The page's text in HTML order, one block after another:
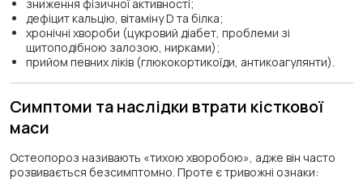
зниження фізичної активності;
дефіцит кальцію, вітаміну D та білка;
хронічні хвороби (цукровий діабет, проблеми зі
щитоподібною залозою, нирками);
прийом певних ліків (глюкокортикоїди, антикоагулянти).
Симптоми та наслідки втрати кісткової
маси
Остеопороз називають «тихою хворобою», адже він часто
розвивається безсимптомно. Проте є тривожні ознаки: